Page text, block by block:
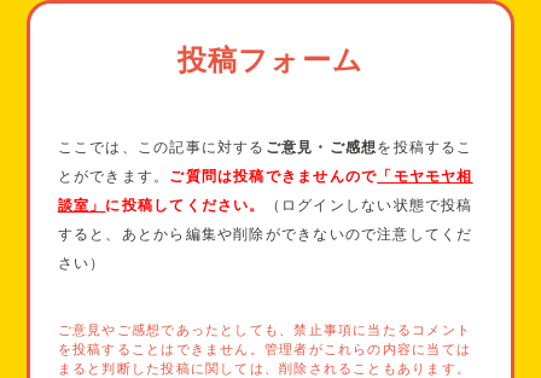
ン製品もあります。
これらのコツを試すことで、生理の夜も安心して過ごすことが
できるはずです。
大切なのは、自分に合った方法を見つけること。少しずつ試し
ながら、あなた専用の対策を見つけていきましょう。
投稿フォーム
ここでは、この記事に対する ご意見・ご感想を投稿するこ
とができます。 ご質問は投稿できませんので 「モヤモヤ相
談室」 に投稿してください。
（ログインしない状態で投稿
すると、あとから編集や削除ができないので注意してくだ
さい）
ご意見やご感想であったとしても、禁止事項に当たるコメント
を投稿することはできません。管理者がこれらの内容に当ては
まると判断した投稿に関しては、削除されることもあります。